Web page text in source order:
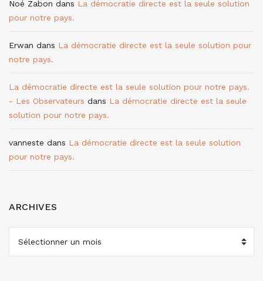
Noé Zabon dans La démocratie directe est la seule solution
pour notre pays.
Erwan dans La démocratie directe est la seule solution pour
notre pays.
La démocratie directe est la seule solution pour notre pays.
- Les Observateurs dans La démocratie directe est la seule
solution pour notre pays.
vanneste dans La démocratie directe est la seule solution
pour notre pays.
ARCHIVES